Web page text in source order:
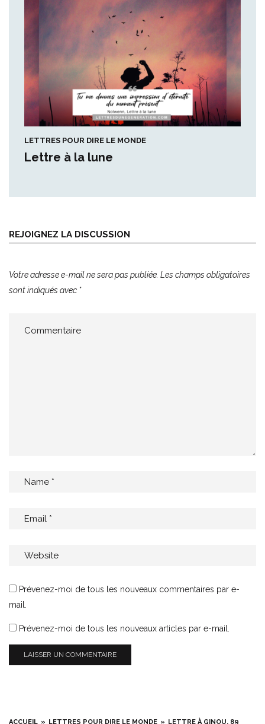
ACCUEIL LETTRES POUR DIRE LE MONDE LETTRE À GINOU, 89
LETTRES POUR DIRE LE MONDE
Lettre à la lune
REJOIGNEZ LA DISCUSSION
Votre adresse e-mail ne sera pas publiée. Les champs obligatoires
sont indiqués avec *
Prévenez-moi de tous les nouveaux commentaires par e-
mail.
Prévenez-moi de tous les nouveaux articles par e-mail.